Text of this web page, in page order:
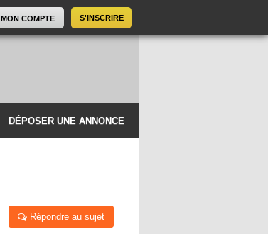
S'INSCRIRE
MON COMPTE
DÉPOSER UNE ANNONCE
Répondre au sujet